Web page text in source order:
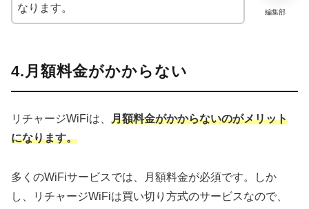
編集部
なります。
4.月額料金がかからない
リチャージWiFiは、 月額料金がかからないのがメリット
になります。
多くのWiFiサービスでは、月額料金が必須です。しか
し、リチャージWiFiは買い切り方式のサービスなので、